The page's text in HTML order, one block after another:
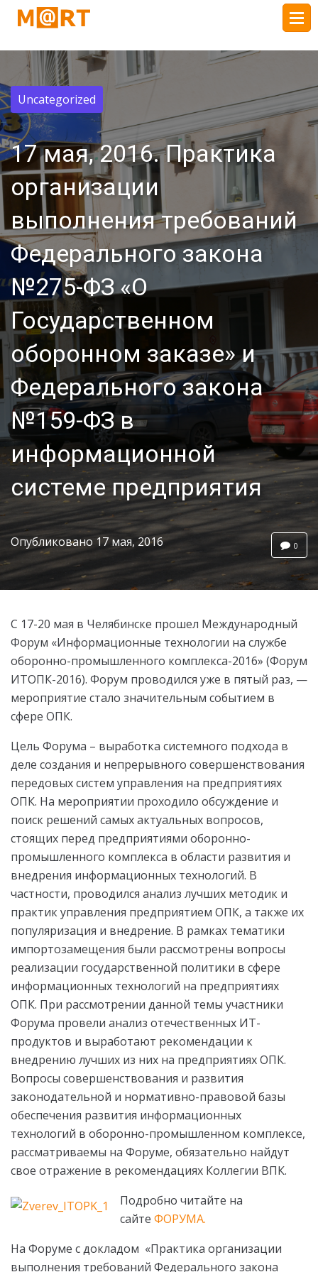
Uncategorized
17 мая, 2016. Практика
организации
выполнения требований
Федерального закона
№275-ФЗ «О
Государственном
оборонном заказе» и
Федерального закона
№159-ФЗ в
информационной
системе предприятия
Опубликовано 17 мая, 2016 0
С 17-20 мая в Челябинске прошел Международный
Форум «Информационные технологии на службе
оборонно-промышленного комплекса-2016» (Форум
ИТОПК-2016). Форум проводился уже в пятый раз, —
мероприятие стало значительным событием в
сфере ОПК.
Цель Форума – выработка системного подхода в
деле создания и непрерывного совершенствования
передовых систем управления на предприятиях
ОПК. На мероприятии проходило обсуждение и
поиск решений самых актуальных вопросов,
стоящих перед предприятиями оборонно-
промышленного комплекса в области развития и
внедрения информационных технологий. В
частности, проводился анализ лучших методик и
практик управления предприятием ОПК, а также их
популяризация и внедрение. В рамках тематики
импортозамещения были рассмотрены вопросы
реализации государственной политики в сфере
информационных технологий на предприятиях
ОПК. При рассмотрении данной темы участники
Форума провели анализ отечественных ИТ-
продуктов и выработают рекомендации к
внедрению лучших из них на предприятиях ОПК.
Вопросы совершенствования и развития
законодательной и нормативно-правовой базы
обеспечения развития информационных
технологий в оборонно-промышленном комплексе,
рассматриваемы на Форуме, обязательно найдут
свое отражение в рекомендациях Коллегии ВПК.
Подробно читайте на
сайте ФОРУМА.
На Форуме с докладом «Практика организации
выполнения требований Федерального закона